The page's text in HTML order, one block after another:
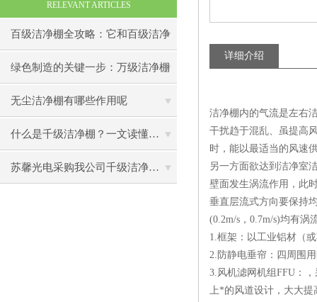
RELEVANT ARTICLES
百级洁净棚全攻略：它和百级洁净
室到底有什么区别？
绿色制造的关键一步：万级洁净棚
助力环保型半导体产业发展
无尘洁净棚有哪些作用呢
什么是千级洁净棚？一文读懂其结构特点与局部净化优势
苏馨光电采购我公司千级洁净棚普通工作台一批（7月07日）已顺利交货
详细介绍
洁净棚内的气流是左右
干扰趋于混乱、虽提高
时，能以最适当的风速
另一方面欲达到洁净室
壁面发生涡流作用，此
垂直层流式方向要保持
(0.2m/s，0.7m/s)均有涡
1.框架：以工业铝材（
2.防静电垂帘：四周围
3.风机滤网机组FFU：
上*的风道设计，大大提